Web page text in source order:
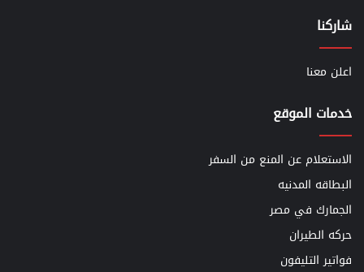
شاركنا
اعلن معنا
خدمات الموقع
الاستعلام عن المنع من السفر
البطاقه المدنيه
الجمارك في مصر
حركه الطيران
فواتير التليفون